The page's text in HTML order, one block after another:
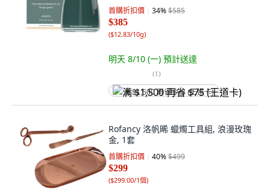
首購折扣價 34%$585
$385
($12.83/10g)
明天 8/10 (一) 預計送達
(1)
满 $1,500 再省 $75 (王道卡)
Rofancy 洛帆晞 蠟燭工具組, 浪漫玫瑰
金, 1套
首購折扣價 40%$499
$299
($299.00/1個)